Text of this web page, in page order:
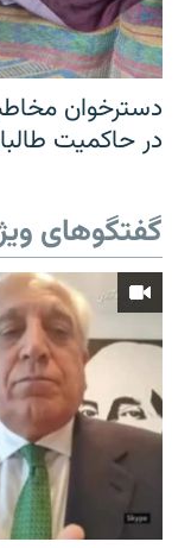
دسترخوان
در حاکمیت
گفتگوهای